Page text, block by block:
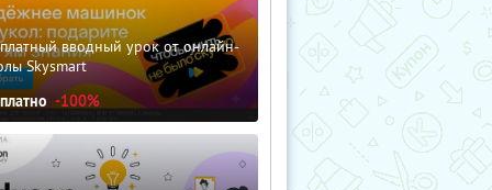
вводный урок от онлайн-
Skysmart
-100%